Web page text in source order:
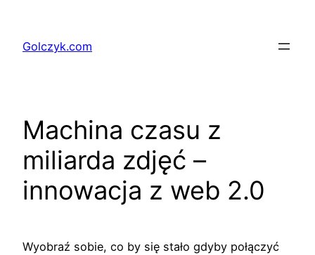
treściGolczyk.com
Machina czasu z
miliarda zdjęć –
innowacja z web 2.0
Wyobraź sobie, co by się stało gdyby połączyć